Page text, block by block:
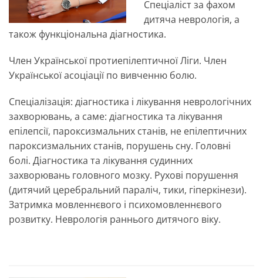
Спеціаліст за фахом
дитяча неврологія, а
також функціональна діагностика.
Член Української протиепілептичної Ліги. Член
Української асоціації по вивченню болю.
Спеціалізація: діагностика і лікування неврологічних
захворювань, а саме: діагностика та лікування
епілепсії, пароксизмальних станів, не епілептичних
пароксизмальних станів, порушень сну. Головні
болі. Діагностика та лікування судинних
захворювань головного мозку. Рухові порушення
(дитячий церебральний параліч, тики, гіперкінези).
Затримка мовленнєвого і психомовленнєвого
розвитку. Неврологія раннього дитячого віку.